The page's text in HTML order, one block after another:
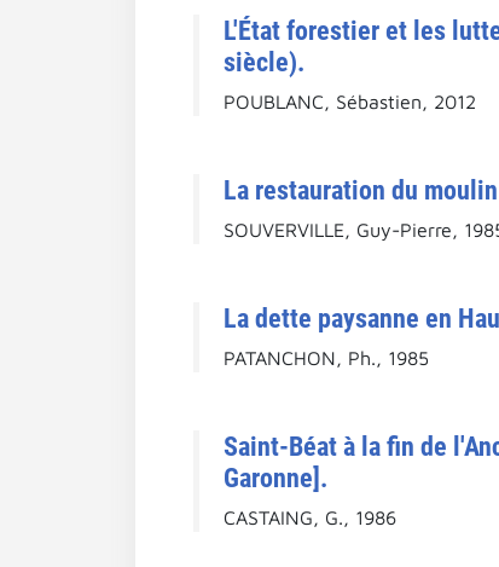
L'État forestier et les
siècle).
POUBLANC, Sébastien, 2012
La restauration du
SOUVERVILLE, Guy-Pierre,
La dette paysanne en
PATANCHON, Ph., 1985
Saint-Béat à la fin de
Garonne].
CASTAING, G., 1986